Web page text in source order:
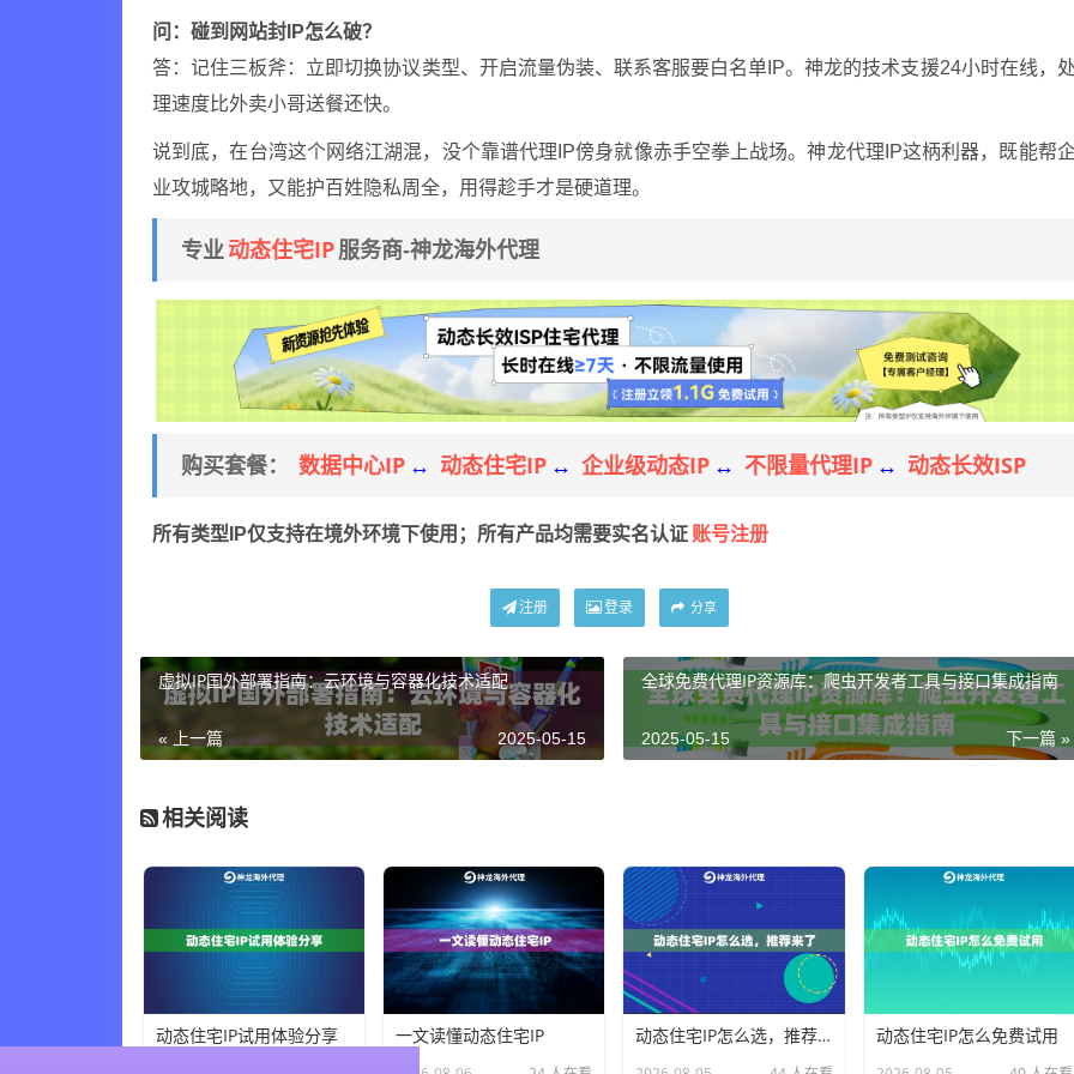
问：碰到网站封IP怎么破？
答：记住三板斧：立即切换协议类型、开启流量伪装、联系客服要白名单IP。神龙的技术支援24小时在线，
理速度比外卖小哥送餐还快。
说到底，在台湾这个网络江湖混，没个靠谱代理IP傍身就像赤手空拳上战场。神龙代理IP这柄利器，既能帮
业攻城略地，又能护百姓隐私周全，用得趁手才是硬道理。
专业 动态住宅IP 服务商-神龙海外代理
购买套餐： 数据中心IP ↔ 动态住宅IP ↔ 企业级动态IP ↔ 不限量代理IP ↔ 动态长效ISP
所有类型IP仅支持在境外环境下使用；所有产品均需要实名认证 账号注册
注册 登录 分享
虚拟IP国外部署指南：云环境与容器化技术适配
« 上一篇 2025-05-15
全球免费代理IP资源库：爬虫开发者工具与接口集成指南
下一篇 »
2025-05-15
相关阅读
动态住宅IP试用体验分享 一文读懂动态住宅IP 动态住宅IP怎么选，推荐来了 动态住宅IP怎么免费试用